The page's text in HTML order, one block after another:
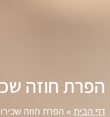
הפרת חוזה
דף הבית » הפרת חוזה